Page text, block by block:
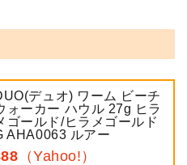
デュオ) ワーム ビーチ
ォーカー ハウル 27g ヒラ
ゴールド/ヒラメゴールド
AHA0063 ルアー
（Yahoo!）